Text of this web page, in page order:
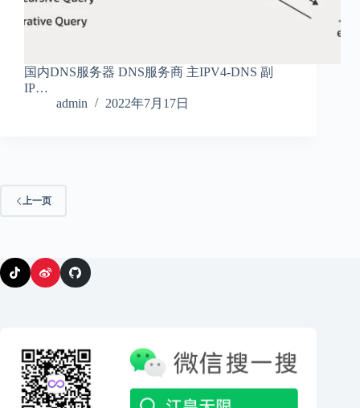
国内DNS服务器 DNS服务商 主IPV4-DNS 副
IP…
admin
2022年7月17日
上一页